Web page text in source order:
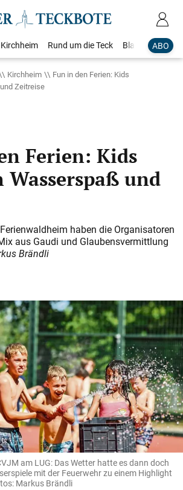
ABO
Kirchheim Rund um die Teck Blaulicht
Kirchheim
Fun in den Ferien: Kids
Zeitreise
Ferien: Kids
Wasserspaß und
haben die Organisatoren
aus Gaudi und Glaubensvermittlung
Brändli
am LUG: Das Wetter hatte es dann doch
mit der Feuerwehr zu einem Highlight
Markus Brändli